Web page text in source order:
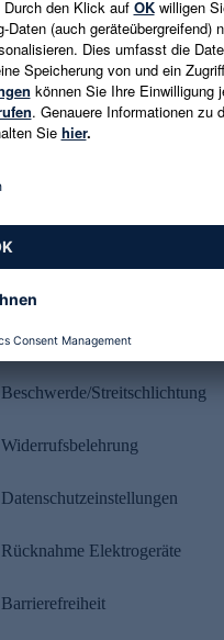
E-Mail-Adresse eingeben
Es gelten die Datenschutzrichtlinien
Rechtliches
Beschwerde/Streitschlichtung
Widerrufsbelehrung
Datenschutzeinstellungen
Rücknahme Elektrogeräte
Barrierefreiheit